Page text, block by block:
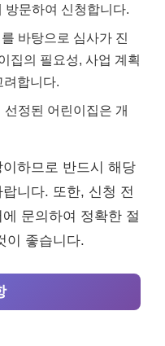
방문하여 신청합니다.
바탕으로 심사가 진
집의 필요성, 사업 계획
려합니다.
선정된 어린이집은 개
하므로 반드시 해당
니다. 또한, 신청 전
문의하여 정확한 절
이 좋습니다.